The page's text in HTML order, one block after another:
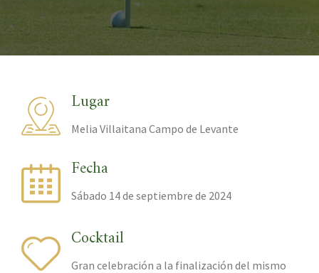
Lugar
Melia Villaitana Campo de Levante
Fecha
Sábado 14 de septiembre de 2024
Cocktail
Gran celebración a la finalización del mismo